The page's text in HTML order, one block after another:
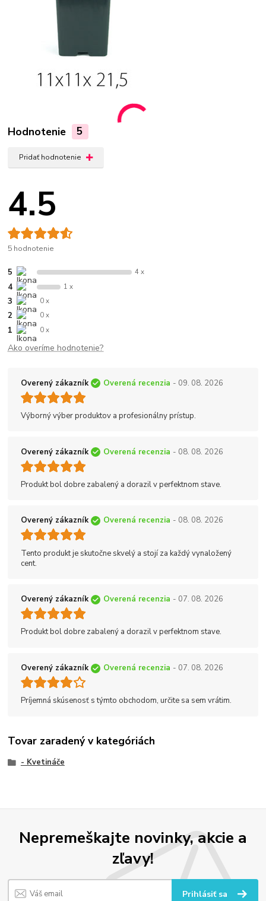
Hodnotenie 5
Pridať hodnotenie
4.5
5 hodnotenie
5 4 x
4 1 x
3 0 x
2 0 x
1 0 x
Ako overíme hodnotenie?
Overený zákazník Overená recenzia - 09. 08. 2026
Výborný výber produktov a profesionálny prístup.
Overený zákazník Overená recenzia - 08. 08. 2026
Produkt bol dobre zabalený a dorazil v perfektnom stave.
Overený zákazník Overená recenzia - 08. 08. 2026
Tento produkt je skutočne skvelý a stojí za každý vynaložený
cent.
Overený zákazník Overená recenzia - 07. 08. 2026
Produkt bol dobre zabalený a dorazil v perfektnom stave.
Overený zákazník Overená recenzia - 07. 08. 2026
Príjemná skúsenosť s týmto obchodom, určite sa sem vrátim.
Tovar zaradený v kategóriách
- Kvetináče
Nepremeškajte novinky, akcie a
zľavy!
Prihlásiť sa